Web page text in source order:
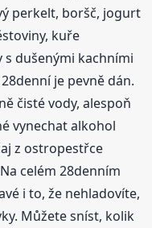
perkelt, boršč, jogurt
kuře
s dušenými kachními
je pevně dán.
čisté vody, alespoň
vynechat alkohol
z ostropestřce
celém 28denním
i to, že nehladovíte,
Můžete sníst, kolik